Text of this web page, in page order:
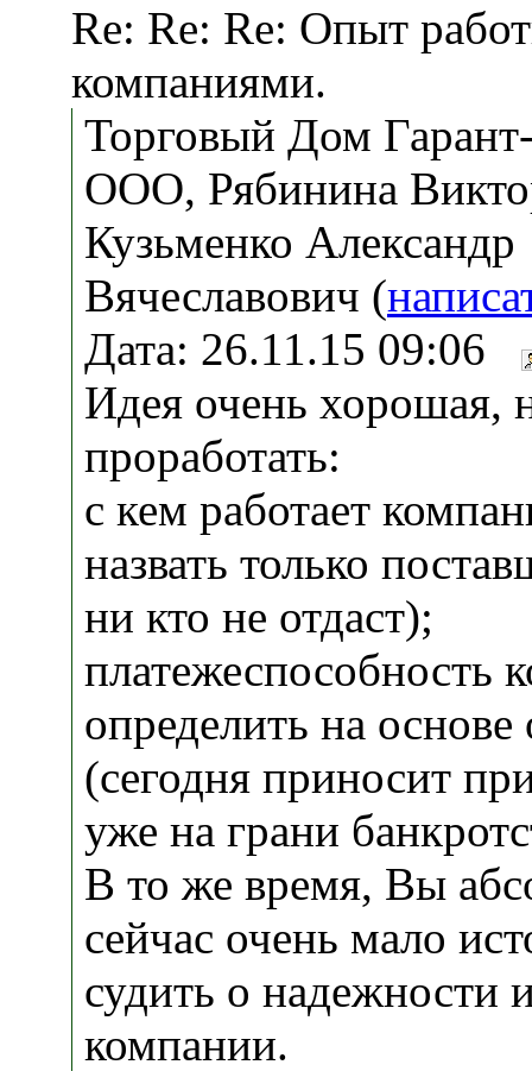
Re: Re: Re: Опыт
компаниями.
Торговый Дом
ООО, Рябинина
Кузьменко Александр
Вячеславович (
Дата: 26.11.15 09:06
Идея очень хорошая,
проработать:
с кем работает
назвать только
ни кто не отдаст);
платежеспособность
определить на основе
(сегодня приносит
уже на грани
В то же время, Вы
сейчас очень мало
судить о надежности
компании.